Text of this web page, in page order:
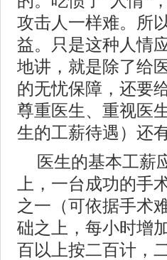
攻击人一样难。所
益。只是这种人情
地讲，就是除了给
的无忧保障，还要
尊重医生、重视医
生的工薪待遇）还
医生的基本工薪
上，一台成功的手
之一（可依据手术
础之上，每小时增
百以上按二百计，